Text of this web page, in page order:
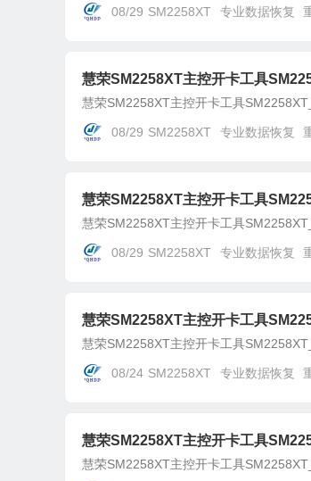
08/29 SM2258XT 专业数据恢复
慧荣SM2258XT主控开卡工具
慧荣SM2258XT主控开卡工具
08/29 SM2258XT 专业数据恢复
慧荣SM2258XT主控开卡工具
慧荣SM2258XT主控开卡工具
08/29 SM2258XT 专业数据恢复
慧荣SM2258XT主控开卡工具
慧荣SM2258XT主控开卡工具
08/24 SM2258XT 专业数据恢复
慧荣SM2258XT主控开卡工具
慧荣SM2258XT主控开卡工具